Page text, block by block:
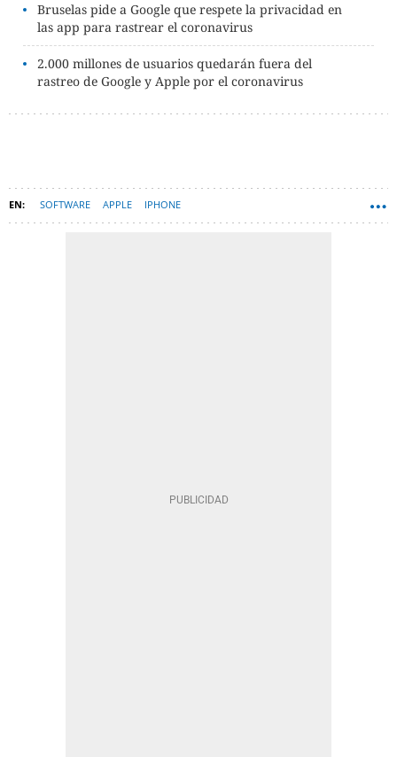
Bruselas pide a Google que respete la privacidad en
las app para rastrear el coronavirus
2.000 millones de usuarios quedarán fuera del
rastreo de Google y Apple por el coronavirus
SOFTWARE APPLE IPHONE